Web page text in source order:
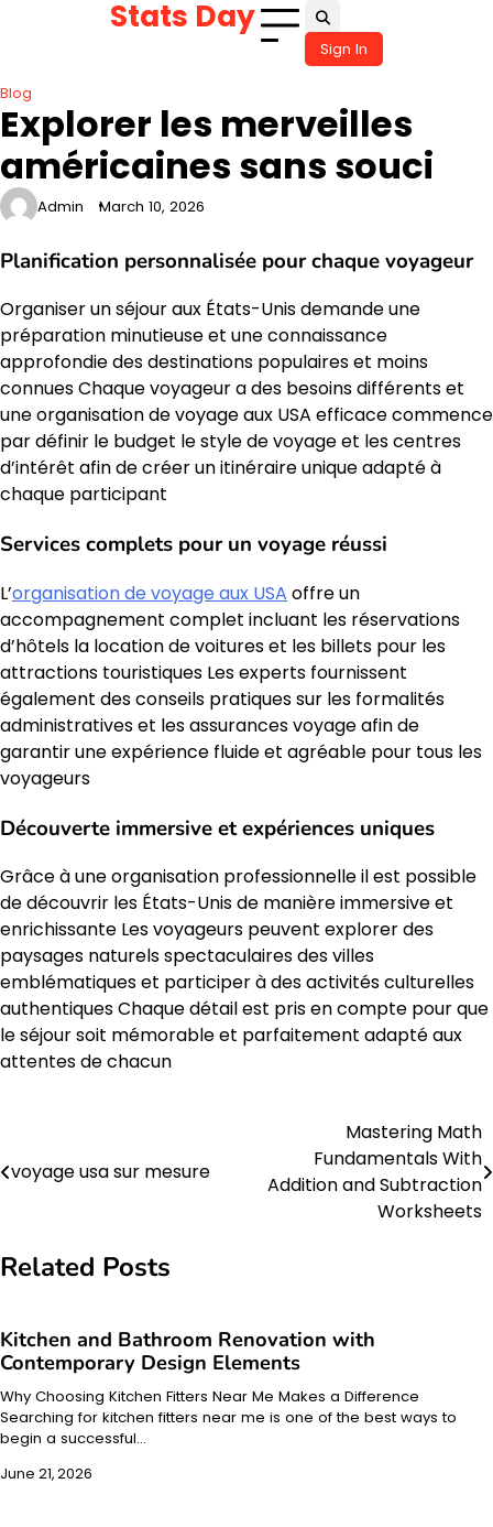
Stats Day
Sign In
Blog
Explorer les merveilles
américaines sans souci
Admin March 10, 2026
Planification personnalisée pour chaque voyageur
Organiser un séjour aux États-Unis demande une
préparation minutieuse et une connaissance
approfondie des destinations populaires et moins
connues Chaque voyageur a des besoins différents et
une organisation de voyage aux USA efficace commence
par définir le budget le style de voyage et les centres
d’intérêt afin de créer un itinéraire unique adapté à
chaque participant
Services complets pour un voyage réussi
L’organisation de voyage aux USA offre un
accompagnement complet incluant les réservations
d’hôtels la location de voitures et les billets pour les
attractions touristiques Les experts fournissent
également des conseils pratiques sur les formalités
administratives et les assurances voyage afin de
garantir une expérience fluide et agréable pour tous les
voyageurs
Découverte immersive et expériences uniques
Grâce à une organisation professionnelle il est possible
de découvrir les États-Unis de manière immersive et
enrichissante Les voyageurs peuvent explorer des
paysages naturels spectaculaires des villes
emblématiques et participer à des activités culturelles
authentiques Chaque détail est pris en compte pour que
le séjour soit mémorable et parfaitement adapté aux
attentes de chacun
navigation
voyage usa sur mesure
Mastering Math
Fundamentals With
Addition and Subtraction
Worksheets
Related Posts
Kitchen and Bathroom Renovation with
Contemporary Design Elements
Why Choosing Kitchen Fitters Near Me Makes a Difference
Searching for kitchen fitters near me is one of the best ways to
begin a successful…
June 21, 2026